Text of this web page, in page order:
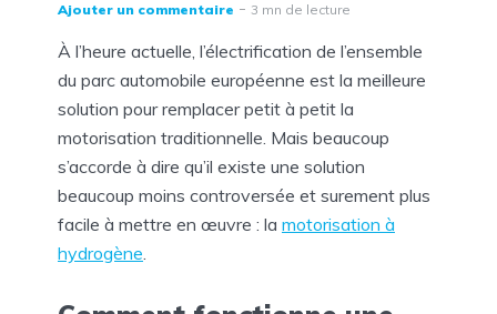
Ajouter un commentaire 3 mn de lecture
À l’heure actuelle, l’électrification de l’ensemble
du parc automobile européenne est la meilleure
solution pour remplacer petit à petit la
motorisation traditionnelle. Mais beaucoup
s’accorde à dire qu’il existe une solution
beaucoup moins controversée et surement plus
facile à mettre en œuvre : la motorisation à
hydrogène.